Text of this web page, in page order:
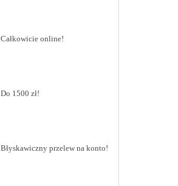
Całkowicie online!
Do 1500 zł!
Błyskawiczny przelew na konto!